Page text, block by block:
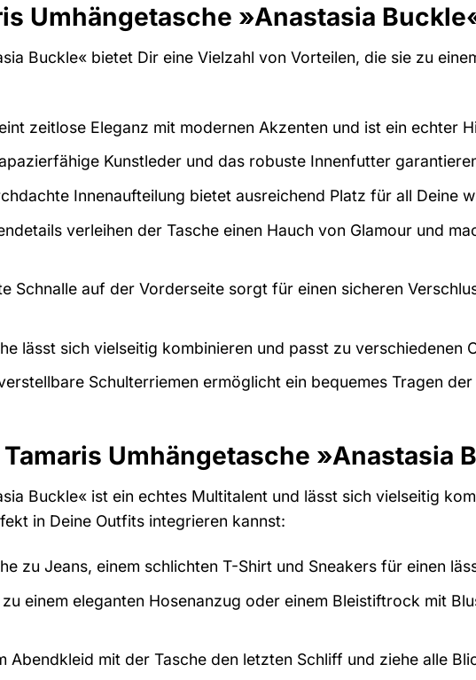
Umhängetasche »Anastasia
Buckle« bietet Dir eine Vielzahl von Vorteilen, die sie zu
zeitlose Eleganz mit modernen Akzenten und ist ein echter
Kunstleder und das robuste Innenfutter
Innenaufteilung bietet ausreichend Platz für all Deine
verleihen der Tasche einen Hauch von Glamour und
Schnalle auf der Vorderseite sorgt für einen sicheren
lässt sich vielseitig kombinieren und passt zu verschiedenen
Schulterriemen ermöglicht ein bequemes Tragen
Umhängetasche »Anastasia
Buckle« ist ein echtes Multitalent und lässt sich vielseitig
in Deine Outfits integrieren kannst:
zu Jeans, einem schlichten T-Shirt und Sneakers für einen
einem eleganten Hosenanzug oder einem Bleistiftrock mit
Abendkleid mit der Tasche den letzten Schliff und ziehe alle